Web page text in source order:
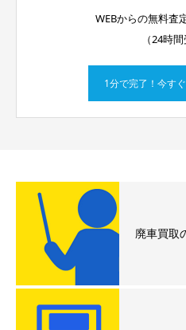
WEBからの無料査
（24時間
1分で完了！今す
廃車買取